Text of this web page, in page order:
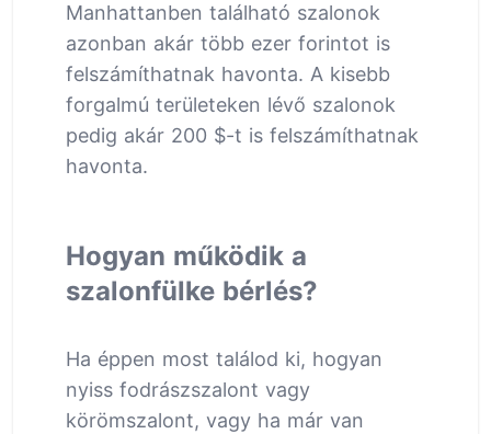
Manhattanben található szalonok
azonban akár több ezer forintot is
felszámíthatnak havonta. A kisebb
forgalmú területeken lévő szalonok
pedig akár 200 $-t is felszámíthatnak
havonta.
Hogyan működik a
szalonfülke bérlés?
Ha éppen most találod ki, hogyan
nyiss fodrászszalont vagy
körömszalont, vagy ha már van